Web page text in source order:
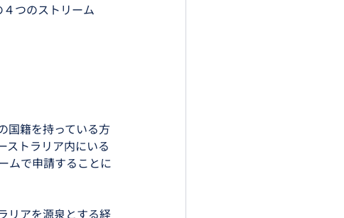
つのストリーム
国籍を持っている方
ストラリア内にいる
ムで申請することに
リアを源泉とする経